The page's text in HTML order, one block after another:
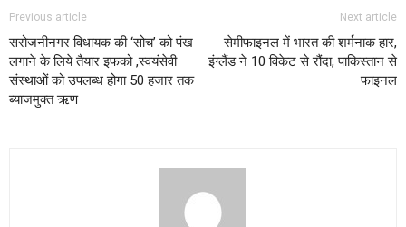
Previous article
सरोजनीनगर विधायक की ‘सोच’ को पंख
लगाने के लिये तैयार इफको ,स्वयंसेवी
संस्थाओं को उपलब्ध होगा 50 हजार तक
ब्याजमुक्त ऋण
Next article
सेमीफाइनल में भारत की शर्मनाक हार,
इंग्लैंड ने 10 विकेट से रौंदा, पाकिस्तान से
फाइनल